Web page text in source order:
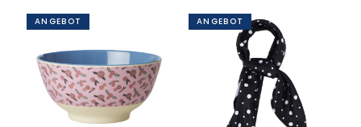
ANGEBOT ANGEBOT